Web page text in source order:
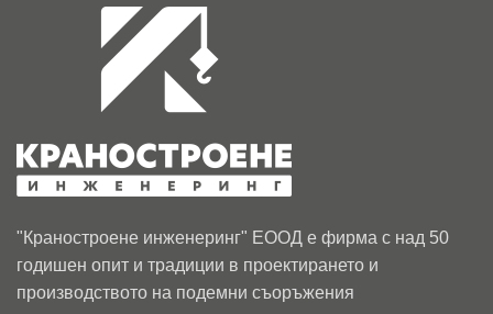
"Краностроене инженеринг" ЕООД е фирма с над 50
годишен опит и традиции в проектирането и
производството на подемни съоръжения